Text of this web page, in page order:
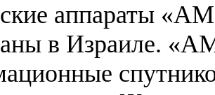
аппараты
в Израиле.